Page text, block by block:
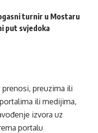
turnir u Mostaru
put svjedoka
preuzima ili
ili medijima,
izvora uz
portalu